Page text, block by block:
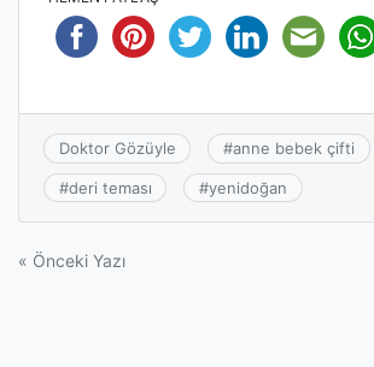
Doktor Gözüyle #anne bebek çifti
#deri teması #yenidoğan
Yazı
« Önceki Yazı